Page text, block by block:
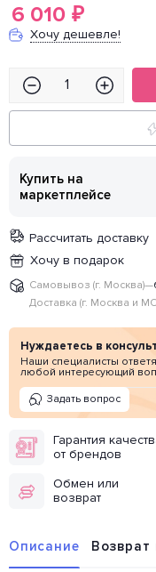
6 010 ₽
Хочу дешевле!
Купить на
маркетплейсе
Рассчитать доставку
Хочу в подарок
Самовывоз (г. Москва)—
Доставка (г. Москва и
Нуждаетесь в
Наши специалисты
любой интересующий
Задать вопрос
Гарантия
от брендов
Обмен или
возврат
Описание Возврат